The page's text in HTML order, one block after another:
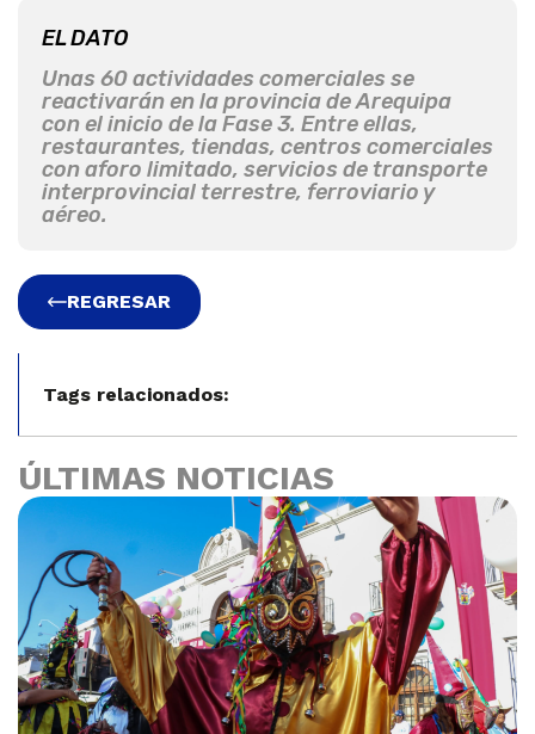
EL DATO
Unas 60 actividades comerciales se
reactivarán en la provincia de Arequipa
con el inicio de la Fase 3. Entre ellas,
restaurantes, tiendas, centros comerciales
con aforo limitado, servicios de transporte
interprovincial terrestre, ferroviario y
aéreo.
REGRESAR
Tags relacionados:
ÚLTIMAS NOTICIAS